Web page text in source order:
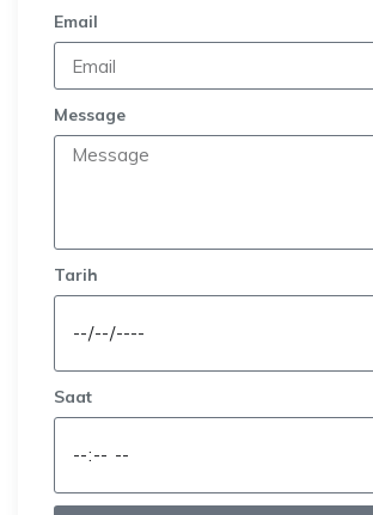
Email
Message
Tarih
Saat